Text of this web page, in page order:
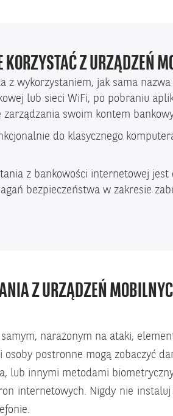
Z URZĄDZEŃ
z wykorzystaniem, jak sama
lub sieci WiFi, po pobraniu
swoim kontem
do klasycznego
z bankowości internetowej
bezpieczeństwa w zakresie
Z URZĄDZEŃ
narażonym na ataki,
postronne mogą zobaczyć
lub innymi metodami
internetowych. Nigdy nie